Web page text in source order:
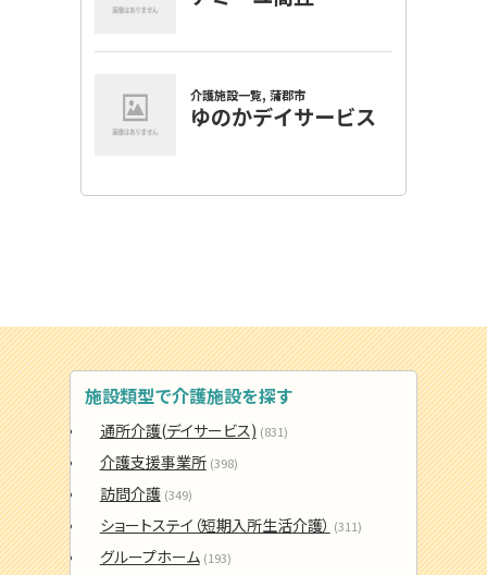
施設類型で介護施設を探す
通所介護(デイサービス) (831)
介護支援事業所 (398)
訪問介護 (349)
ショートステイ（短期入所生活介護） (311)
グループホーム (193)